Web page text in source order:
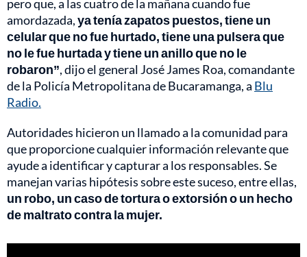
pero que, a las cuatro de la mañana cuando fue
amordazada,ya tenía zapatos puestos, tiene un
celular que no fue hurtado, tiene una pulsera que
no le fue hurtada y tiene un anillo que no le
robaron”, dijo el general José James Roa, comandante
de la Policía Metropolitana de Bucaramanga, a Blu
Radio.
Autoridades hicieron un llamado a la comunidad para
que proporcione cualquierinformación relevante que
ayude a identificar y capturar a los responsables. Se
manejan varias hipótesis sobre este suceso, entre ellas,
un robo, un caso de tortura o extorsión o un hecho
de maltrato contra la mujer.